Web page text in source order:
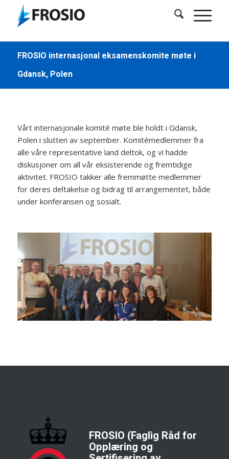
FROSIO internasjonal eksamenskomite møte i
Gdansk, Polen
Vårt internasjonale komité møte ble holdt i Gdansk,
Polen i slutten av september. Komitémedlemmer fra
alle våre representative land deltok, og vi hadde
diskusjoner om all vår eksisterende og fremtidige
aktivitet. FROSIO takker alle fremmøtte medlemmer
for deres deltakelse og bidrag til arrangementet, både
under konferansen og sosialt.
FROSIO (Faglig Råd for
Opplæring og